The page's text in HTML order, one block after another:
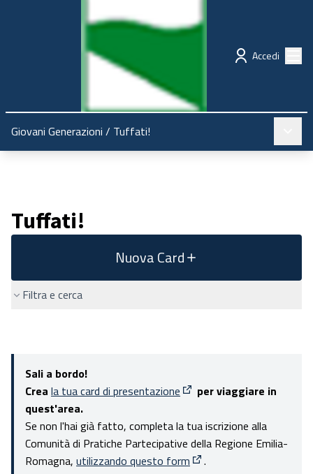
Regione Emilia-Romagna Partecipazione
Accedi
Giovani Generazioni / Tuffati!
Tuffati!
Nuova Card
Filtra e cerca
Sali a bordo!
Crea la tua card di presentazione
(Apre in una nuova scheda)
per viaggiare in
quest'area.
Se non l'hai già fatto, completa la tua iscrizione alla
Comunità di Pratiche Partecipative della Regione Emilia-
Romagna, utilizzando questo form .